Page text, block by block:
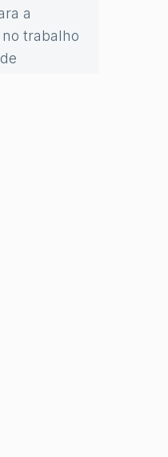
a
trabalho